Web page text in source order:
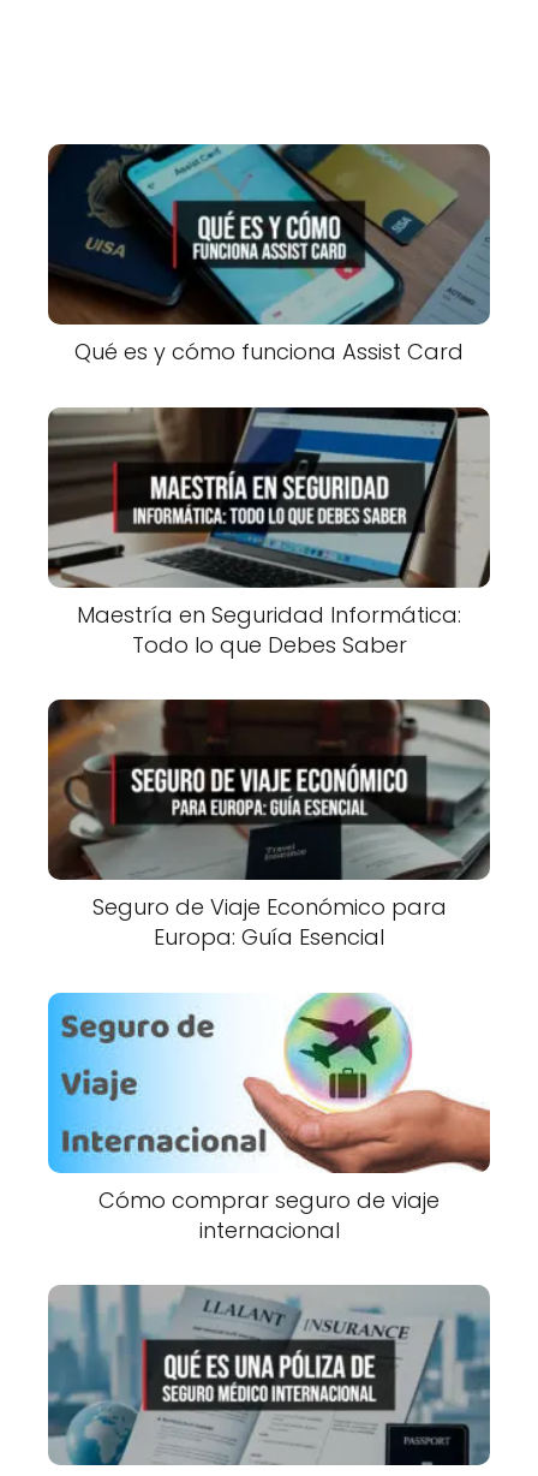
Qué es y cómo funciona Assist Card
Maestría en Seguridad Informática:
Todo lo que Debes Saber
Seguro de Viaje Económico para
Europa: Guía Esencial
Cómo comprar seguro de viaje
internacional